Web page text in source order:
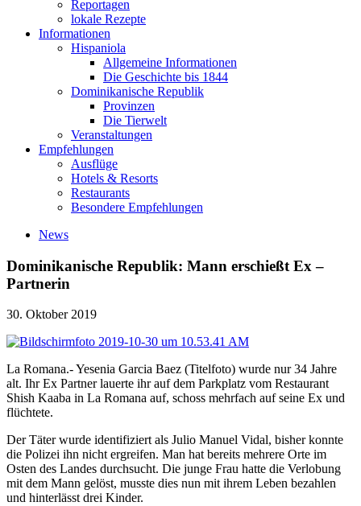
Reportagen
lokale Rezepte
Informationen
Hispaniola
Allgemeine Informationen
Die Geschichte bis 1844
Dominikanische Republik
Provinzen
Die Tierwelt
Veranstaltungen
Empfehlungen
Ausflüge
Hotels & Resorts
Restaurants
Besondere Empfehlungen
News
Dominikanische Republik: Mann erschießt Ex –
Partnerin
30. Oktober 2019
La Romana.- Yesenia Garcia Baez (Titelfoto) wurde nur 34 Jahre
alt. Ihr Ex Partner lauerte ihr auf dem Parkplatz vom Restaurant
Shish Kaaba in La Romana auf, schoss mehrfach auf seine Ex und
flüchtete.
Der Täter wurde identifiziert als Julio Manuel Vidal, bisher konnte
die Polizei ihn nicht ergreifen. Man hat bereits mehrere Orte im
Osten des Landes durchsucht. Die junge Frau hatte die Verlobung
mit dem Mann gelöst, musste dies nun mit ihrem Leben bezahlen
und hinterlässt drei Kinder.